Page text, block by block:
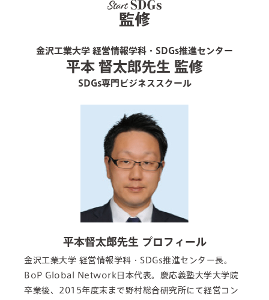
監修
金沢工業大学 経営情報学科・SDGs推進センター
平本 督太郎先生 監修
SDGs専門ビジネススクール
平本督太郎先生 プロフィール
金沢工業大学 経営情報学科・SDGs推進センター長。
BoP Global Network日本代表。慶応義塾大学大学院
卒業後、2015年度末まで野村総合研究所にて経営コン